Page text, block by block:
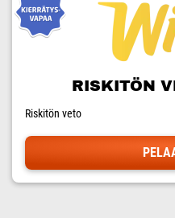
RISKITÖN
Riskitön veto